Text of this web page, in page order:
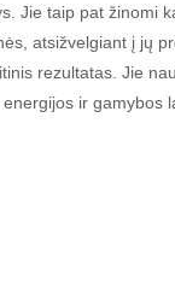
Jie taip pat žinomi
atsižvelgiant į jų
rezultatas. Jie
ir gamybos